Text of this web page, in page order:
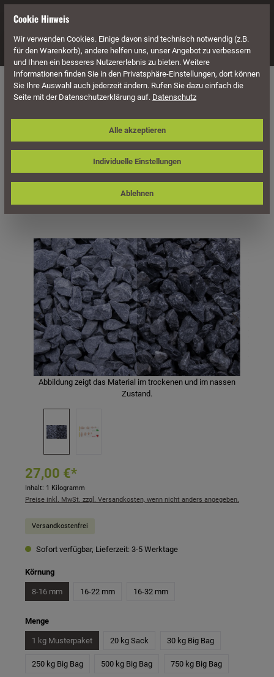
Navigation
Naturstein Ziersplitte
Ziersplitt / Edelsplitt Nero Quarzit,
grau-schwarz-weiß
Bildergalerie überspringen
Abbildung zeigt das Material im trockenen und im nassen
Zustand.
27,00 €*
Inhalt: 1 Kilogramm
Preise inkl. MwSt. zzgl. Versandkosten, wenn nicht anders angegeben.
Versandkostenfrei
Sofort verfügbar, Lieferzeit: 3-5 Werktage
Körnungauswählen
8-16 mm 16-22 mm 16-32 mm
Mengeauswählen
1 kg Musterpaket 20 kg Sack 30 kg Big Bag
250 kg Big Bag 500 kg Big Bag 750 kg Big Bag
Cookie Hinweis
Wir verwenden Cookies. Einige davon sind technisch notwendig (z.B.
für den Warenkorb), andere helfen uns, unser Angebot zu verbessern
und Ihnen ein besseres Nutzererlebnis zu bieten. Weitere
Informationen finden Sie in den Privatsphäre-Einstellungen, dort können
Sie Ihre Auswahl auch jederzeit ändern. Rufen Sie dazu einfach die
Seite mit der Datenschutzerklärung auf. Datenschutz
Individuelle Einstellungen
Ablehnen
Alle akzeptieren